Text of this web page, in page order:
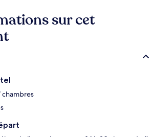
sur cet
chambres